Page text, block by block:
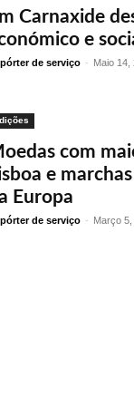
Carnaxide
e
de serviço - Maio 14,
com
e
Europa
de serviço - Março